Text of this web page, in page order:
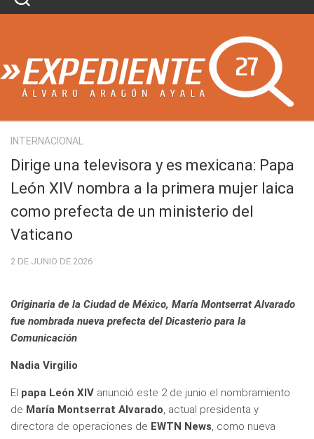
Skip
INTERNACIONAL
Dirige una televisora y es mexicana: Papa
León XIV nombra a la primera mujer laica
como prefecta de un ministerio del
Vaticano
2 DE JUNIO DE 2026
Originaria de la Ciudad de México, María Montserrat Alvarado
fue nombrada nueva prefecta del Dicasterio para la
Comunicación
Nadia Virgilio
El papa León XIV anunció este 2 de junio el nombramiento
de María Montserrat Alvarado, actual presidenta y
directora de operaciones de EWTN News, como nueva